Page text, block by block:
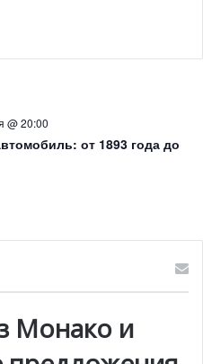
дают клиентам
что приводит к
место именно
клиенты требуют
лекцию
подачи материала,
с первого раза.
@ 20:00
от 1893 года до
Монако и